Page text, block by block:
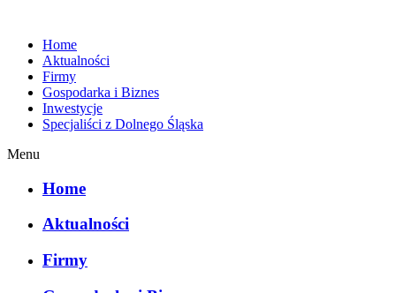
Home
Aktualności
Firmy
Gospodarka i Biznes
Inwestycje
Specjaliści z Dolnego Śląska
Menu
Home
Aktualności
Firmy